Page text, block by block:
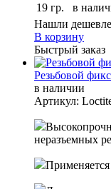
19 гр.
в
Нашли
В корзину
Быстрый заказ
Резьбовой
в наличии
Артикул:
неразъемных